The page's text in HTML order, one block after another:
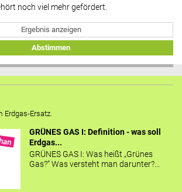
noch viel mehr gefördert.
Ergebnis anzeigen
Abstimmen
Erdgas-Ersatz.
GRÜNES GAS I: Definition - was soll
Erdgas...
GRÜNES GAS I: Was heißt „Grünes
Gas?“ Was versteht man darunter?...